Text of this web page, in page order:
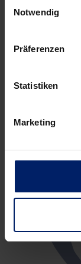
Notwendig
Präferenzen
Statistiken
Marketing